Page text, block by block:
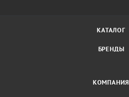
КАТАЛОГ
БРЕНДЫ
КОМПАНИЯ